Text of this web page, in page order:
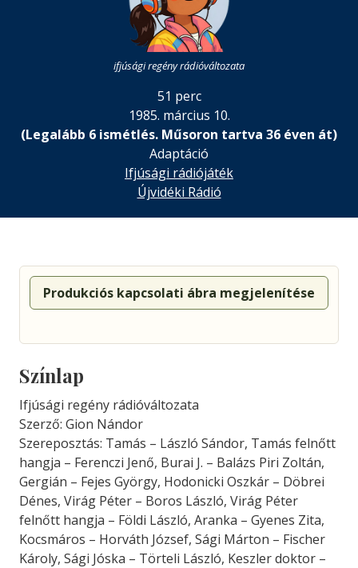
ifjúsági regény rádióváltozata
51 perc
1985. március 10.
(Legalább 6 ismétlés. Műsoron tartva 36 éven át)
Adaptáció
Ifjúsági rádiójáték
Újvidéki Rádió
Produkciós kapcsolati ábra megjelenítése
Színlap
Ifjúsági regény rádióváltozata
Szerző: Gion Nándor
Szereposztás: Tamás – László Sándor, Tamás felnőtt
hangja – Ferenczi Jenő, Burai J. – Balázs Piri Zoltán,
Gergián – Fejes György, Hodonicki Oszkár – Döbrei
Dénes, Virág Péter – Boros László, Virág Péter
felnőtt hangja – Földi László, Aranka – Gyenes Zita,
Kocsmáros – Horváth József, Sági Márton – Fischer
Károly, Sági Jóska – Törteli László, Keszler doktor –